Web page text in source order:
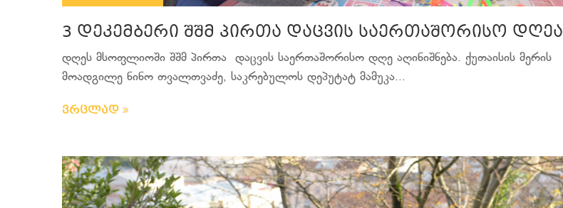
3 დეკემბერი შშმ პირთა დაცვის საერთაშორისო დღეა
დღეს მსოფლიოში შშმ პირთა დაცვის საერთაშორისო დღე აღინიშნება. ქუთაისის მერის
მოადგილე ნინო თვალთვაძე, საკრებულოს დეპუტატ მამუკა...
ვრცლად